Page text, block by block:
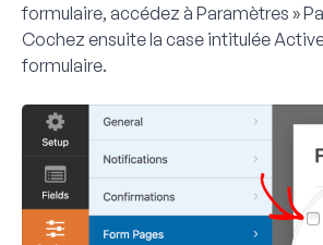
formulaire, accédez à Paramètres »
Cochez ensuite la case intitulée
formulaire.